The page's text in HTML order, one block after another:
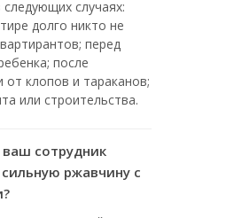
случаях:
долго никто не
перед
после
от клопов и тараканов;
или строительства.
сотрудник
ржавчину с